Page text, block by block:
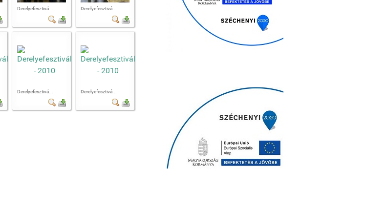
Derelyefesztivá... Derelyefesztivá...
Derelyefesztivá... Derelyefesztivá...